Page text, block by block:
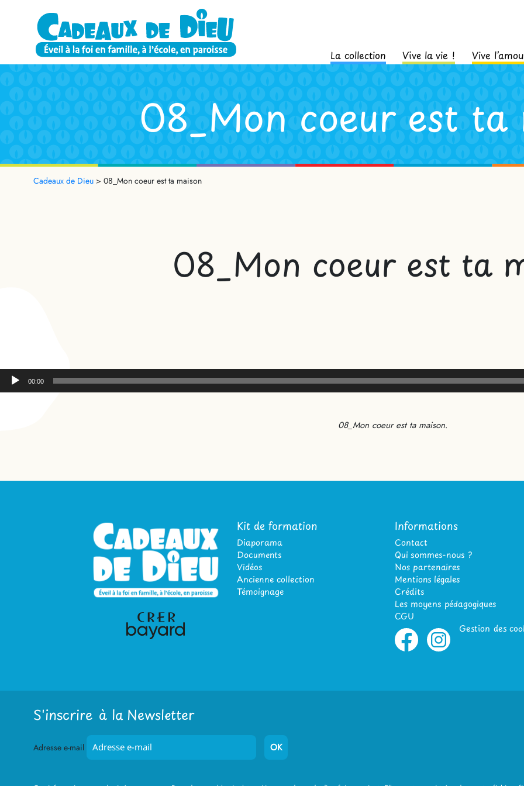
La collection Vive la vie ! Vive
08_Mon coeur est ta
Cadeaux de Dieu > 08_Mon coeur est ta maison
08_Mon coeur est ta
Lecteur
audio
00:00
08_Mon coeur est ta maison.
Kit de formation
Diaporama
Documents
Vidéos
Ancienne collection
Témoignage
Informations
Contact
Qui sommes-nous ?
Nos partenaires
Mentions légales
Crédits
Les moyens pédagogiques
CGU
Gestion des
S'inscrire à la Newsletter
Adresse e-mail